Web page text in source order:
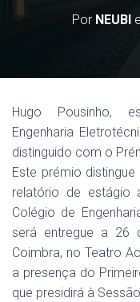
Por NEUBI
Hugo Pousinho,
Engenharia
distinguido com o
Este prémio
relatório de estágio
Colégio de
será entregue a 26
Coimbra, no Teatro
a presença do
que presidirá à